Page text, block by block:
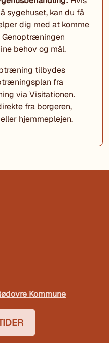
sygehuset, kan du få
dig med at komme
behov og mål.
tilbydes
fra
via Visitationen.
fra borgeren,
hjemmeplejen.
Kommune